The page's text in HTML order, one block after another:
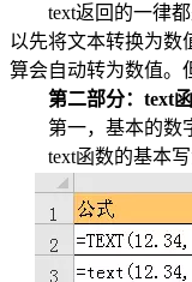
text返回的一律都
以先将文本转换为数
算会自动转为数值。
第二部分：text函
第一，基本的数字
text函数的基本写